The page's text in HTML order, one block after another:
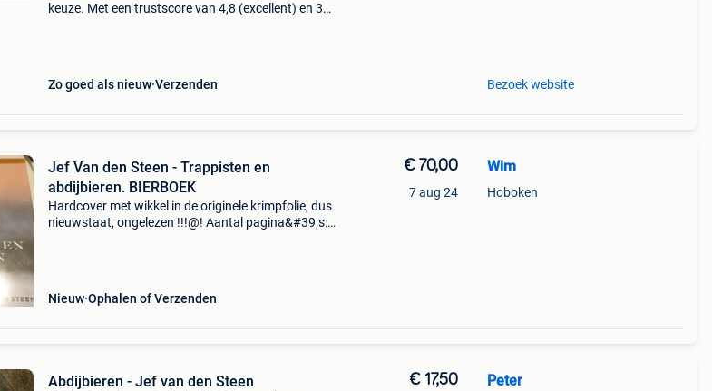
keuze. Met een trustscore van 4,8 (excellent) en 30
Zo goed als nieuw Verzenden Bezoek website
Jef Van den Steen - Trappisten en
abdijbieren. BIERBOEK
Hardcover met wikkel in de originele krimpfolie, dus
nieuwstaat, ongelezen !!!@! Aantal pagina&#39;s:
Nieuw Ophalen of Verzenden
€ 70,00
7 aug 24
Wim
Hoboken
Abdijbieren - Jef van den Steen € 17,50 Peter